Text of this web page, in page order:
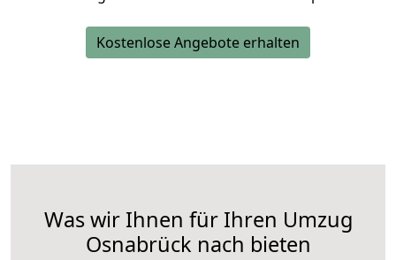
Kostenlose Angebote erhalten
Was wir Ihnen für Ihren Umzug
Osnabrück nach bieten